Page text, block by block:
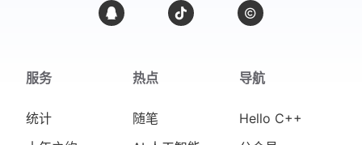
服务
统计
热点
随笔
导航
Hello C++